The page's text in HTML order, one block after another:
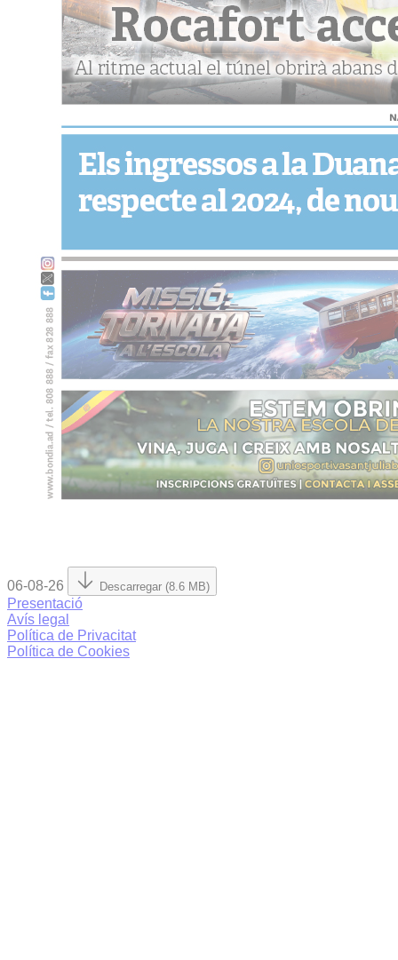
06-08-26 Descarregar (8.6 MB)
Presentació
Avís legal
Política de Privacitat
Política de Cookies